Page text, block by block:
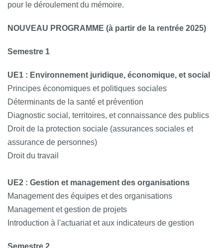
pour le déroulement du mémoire.
NOUVEAU PROGRAMME (à partir de la rentrée 2025)
Semestre 1
UE1 : Environnement juridique, économique, et social
Principes économiques et politiques sociales
Déterminants de la santé et prévention
Diagnostic social, territoires, et connaissance des publics
Droit de la protection sociale (assurances sociales et
assurance de personnes)
Droit du travail
UE2 : Gestion et management des organisations
Management des équipes et des organisations
Management et gestion de projets
Introduction à l'actuariat et aux indicateurs de gestion
Semestre 2